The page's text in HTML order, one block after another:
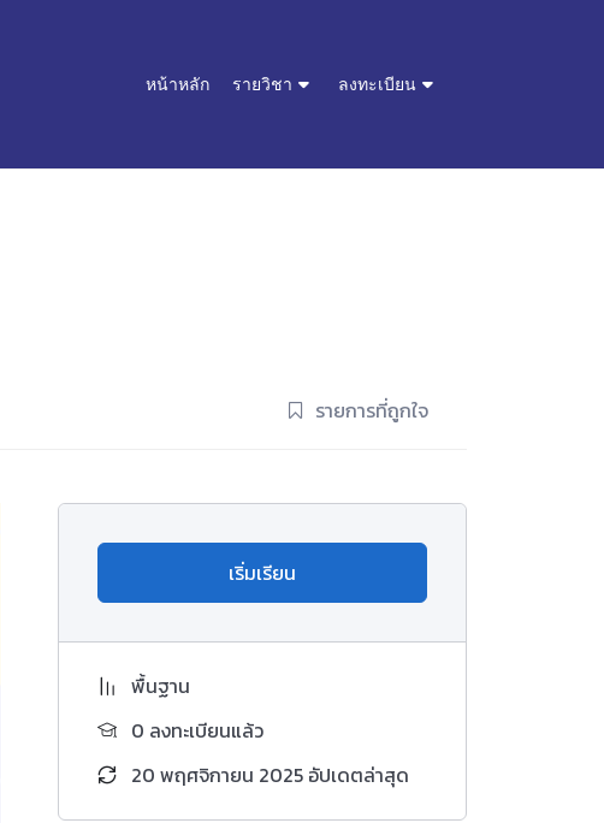
หน้าหลัก รายวิชา ลงทะเบียน
รายการที่ถูกใจ
เริ่มเรียน
พื้นฐาน
0 ลงทะเบียนแล้ว
20 พฤศจิกายน 2025 อัปเดตล่าสุด